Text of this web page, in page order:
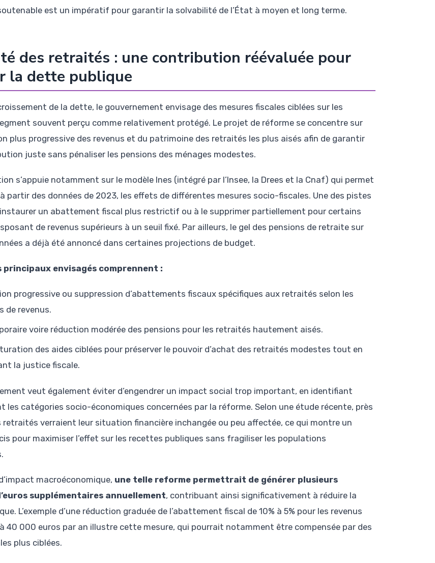
est un impératif pour garantir la solvabilité de l’État à moyen et long terme.
des retraités : une contribution réévaluée pour
la dette publique
de la dette, le gouvernement envisage des mesures fiscales ciblées sur les
souvent perçu comme relativement protégé. Le projet de réforme se concentre sur
plus progressive des revenus et du patrimoine des retraités les plus aisés afin de garantir
juste sans pénaliser les pensions des ménages modestes.
s’appuie notamment sur le modèle Ines (intégré par l’Insee, la Drees et la Cnaf) qui permet
partir des données de 2023, les effets de différentes mesures socio-fiscales. Une des pistes
un abattement fiscal plus restrictif ou à le supprimer partiellement pour certains
de revenus supérieurs à un seuil fixé. Par ailleurs, le gel des pensions de retraite sur
a déjà été annoncé dans certaines projections de budget.
principaux envisagés comprennent :
progressive ou suppression d’abattements fiscaux spécifiques aux retraités selon les
de revenus.
voire réduction modérée des pensions pour les retraités hautement aisés.
des aides ciblées pour préserver le pouvoir d’achat des retraités modestes tout en
la justice fiscale.
veut également éviter d’engendrer un impact social trop important, en identifiant
les catégories socio-économiques concernées par la réforme. Selon une étude récente, près
retraités verraient leur situation financière inchangée ou peu affectée, ce qui montre un
pour maximiser l’effet sur les recettes publiques sans fragiliser les populations
macroéconomique, une telle reforme permettrait de générer plusieurs
supplémentaires annuellement, contribuant ainsi significativement à réduire la
L’exemple d’une réduction graduée de l’abattement fiscal de 10% à 5% pour les revenus
40 000 euros par an illustre cette mesure, qui pourrait notamment être compensée par des
plus ciblées.